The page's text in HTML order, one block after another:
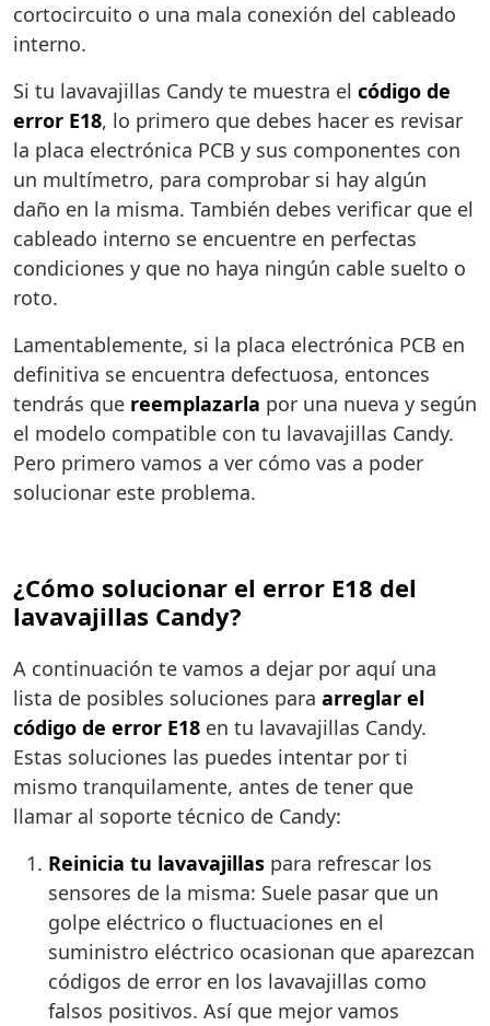
cortocircuito o una mala conexión del cableado
interno.
Si tu lavavajillas Candy te muestra el código de
error E18, lo primero que debes hacer es revisar
la placa electrónica PCB y sus componentes con
un multímetro, para comprobar si hay algún
daño en la misma. También debes verificar que el
cableado interno se encuentre en perfectas
condiciones y que no haya ningún cable suelto o
roto.
Lamentablemente, si la placa electrónica PCB en
definitiva se encuentra defectuosa, entonces
tendrás que reemplazarla por una nueva y según
el modelo compatible con tu lavavajillas Candy.
Pero primero vamos a ver cómo vas a poder
solucionar este problema.
¿Cómo solucionar el error E18 del
lavavajillas Candy?
A continuación te vamos a dejar por aquí una
lista de posibles soluciones para arreglar el
código de error E18 en tu lavavajillas Candy.
Estas soluciones las puedes intentar por ti
mismo tranquilamente, antes de tener que
llamar al soporte técnico de Candy:
Reinicia tu lavavajillas para refrescar los
sensores de la misma: Suele pasar que un
golpe eléctrico o fluctuaciones en el
suministro eléctrico ocasionan que aparezcan
códigos de error en los lavavajillas como
falsos positivos. Así que mejor vamos